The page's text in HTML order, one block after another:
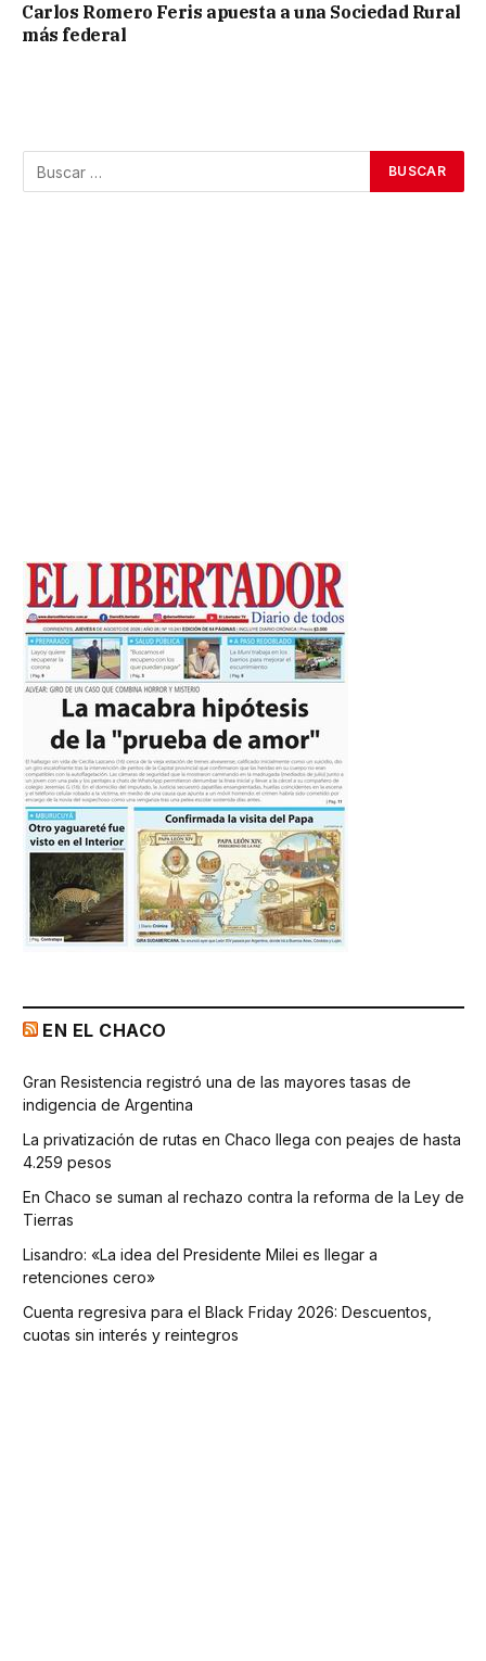
Carlos Romero Feris apuesta a una Sociedad Rural
más federal
EN EL CHACO
Gran Resistencia registró una de las mayores tasas de
indigencia de Argentina
La privatización de rutas en Chaco llega con peajes de hasta
4.259 pesos
En Chaco se suman al rechazo contra la reforma de la Ley de
Tierras
Lisandro: «La idea del Presidente Milei es llegar a
retenciones cero»
Cuenta regresiva para el Black Friday 2026: Descuentos,
cuotas sin interés y reintegros